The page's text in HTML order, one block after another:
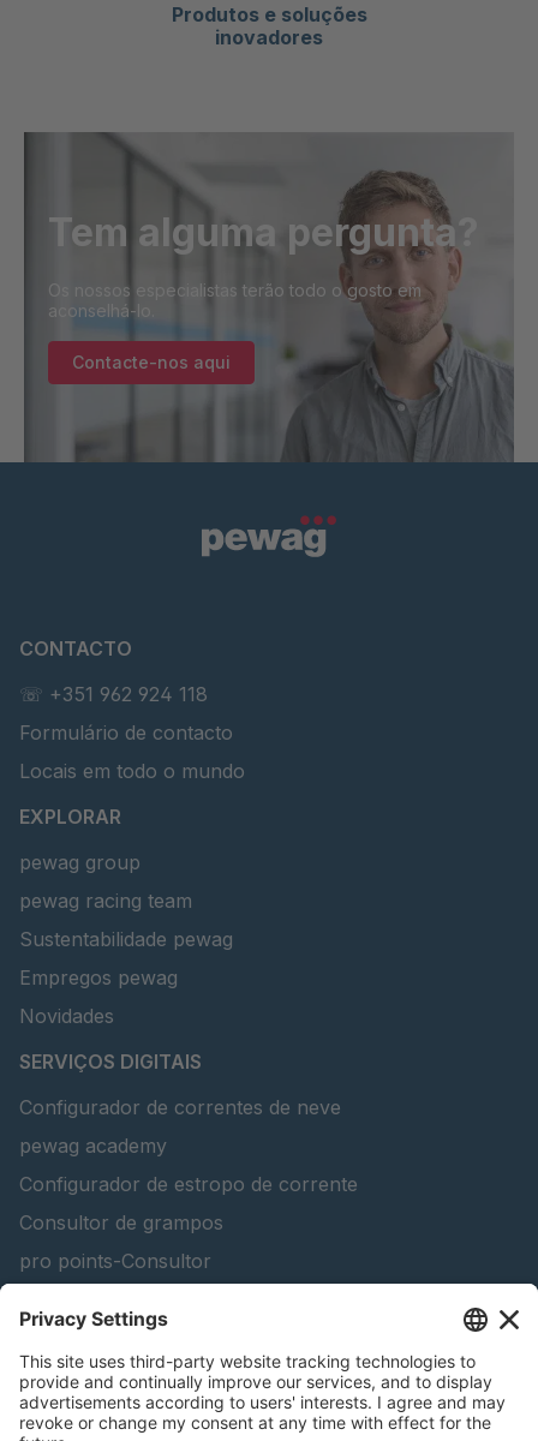
Produtos e soluções
inovadores
Tem alguma pergunta?
Os nossos especialistas terão todo o gosto em
aconselhá-lo.
Contacte-nos aqui
CONTACTO
☏ +351 962 924 118
Formulário de contacto
Locais em todo o mundo
EXPLORAR
pewag group
pewag racing team
Sustentabilidade pewag
Empregos pewag
Novidades
SERVIÇOS DIGITAIS
Configurador de correntes de neve
pewag academy
Configurador de estropo de corrente
Consultor de grampos
pro points-Consultor
Lifting Beam Configurator
Encontra produtos florestais
Catálogos